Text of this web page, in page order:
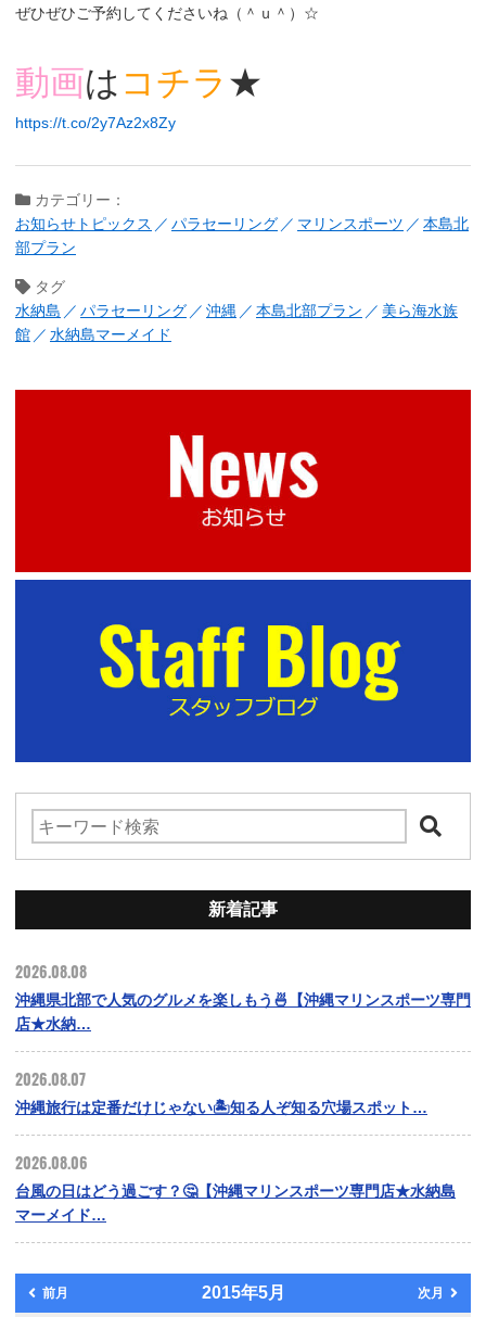
ぜひぜひご予約してくださいね（＾ｕ＾）☆
動画は コチラ ★
https://t.co/2y7Az2x8Zy
カテゴリー：
お知らせトピックス
パラセーリング マリンスポーツ
本島北
部プラン
タグ
水納島
パラセーリング 沖縄 本島北部プラン
美ら海水族
館
水納島マーメイド
新着記事
2026.08.08
沖縄県北部で人気のグルメを楽しもう🍜【沖縄マリンスポーツ専門
店★水納…
2026.08.07
沖縄旅行は定番だけじゃない🏝️知る人ぞ知る穴場スポット…
2026.08.06
台風の日はどう過ごす？🤔【沖縄マリンスポーツ専門店★水納島
マーメイド…
前月 2015年5月 次月